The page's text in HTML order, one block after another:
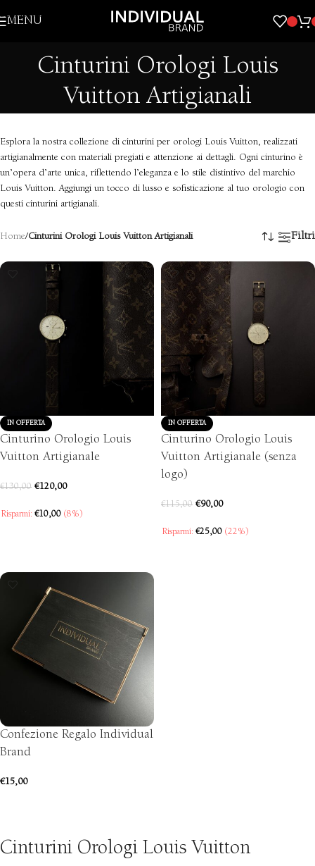
Skip to navigation
MENU
Cinturini Orologi Louis
Vuitton Artigianali
Esplora la nostra collezione di cinturini per orologi Louis Vuitton, realizzati
artigianalmente con materiali pregiati e attenzione ai dettagli. Ogni cinturino è
un’opera d’arte unica, riflettendo l’eleganza e lo stile distintivo del marchio
Louis Vuitton. Aggiungi un tocco di lusso e sofisticazione al tuo orologio con
questi cinturini artigianali.
Home/Cinturini Orologi Louis Vuitton Artigianali Filtri
IN OFFERTA
Cinturino Orologio Louis
Vuitton Artigianale
€130,00 €120,00
Risparmi: €10,00 (8%)
IN OFFERTA
Cinturino Orologio Louis
Vuitton Artigianale (senza
logo)
€115,00 €90,00
Risparmi: €25,00 (22%)
Confezione Regalo Individual
Brand
€15,00
Cinturini Orologi Louis Vuitton